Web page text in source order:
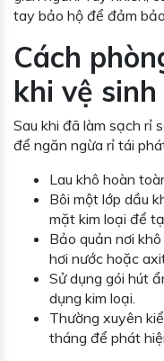
tay bảo hộ để đảm
Cách
khi vệ
Sau khi đã làm sạch rỉ
để ngăn ngừa rỉ tái
Lau khô hoàn
Bôi một lớp dầu
mặt kim loại để
Bảo quản nơi
hơi nước hoặc
Sử dụng gói hút
dụng kim loại.
Thường xuyên
tháng để phát